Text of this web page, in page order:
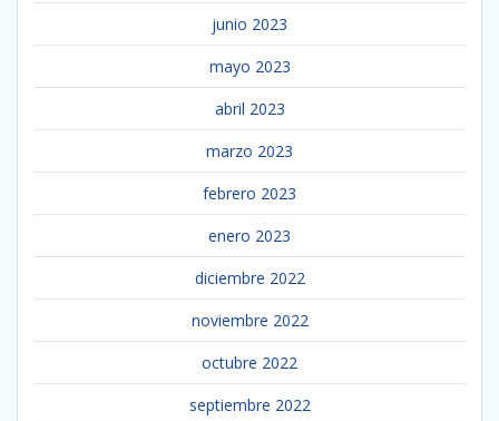
junio 2023
mayo 2023
abril 2023
marzo 2023
febrero 2023
enero 2023
diciembre 2022
noviembre 2022
octubre 2022
septiembre 2022